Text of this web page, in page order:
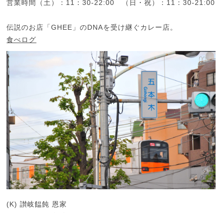
営業時間（土）：11：30-22:00 （日・祝）：11：30-21:00
伝説のお店「GHEE」のDNAを受け継ぐカレー店。
食べログ
(K) 讃岐饂飩 恩家